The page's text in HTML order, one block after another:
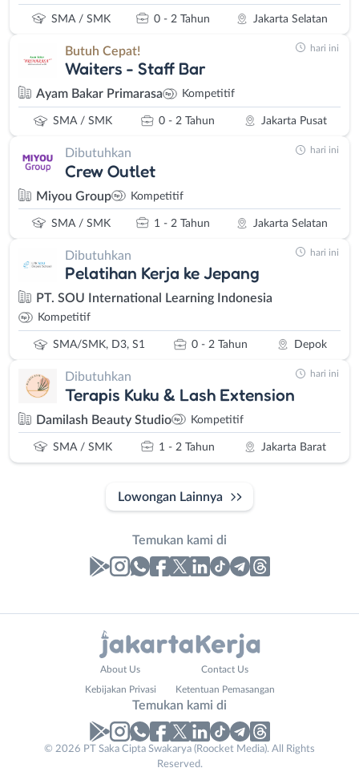
SMA / SMK 0 - 2 Tahun Jakarta Selatan
Butuh Cepat!
Waiters - Staff Bar
Ayam Bakar Primarasa Kompetitif
SMA / SMK 0 - 2 Tahun Jakarta Pusat
hari ini
Dibutuhkan
Crew Outlet
Miyou Group Kompetitif
SMA / SMK 1 - 2 Tahun Jakarta Selatan
hari ini
Dibutuhkan
Pelatihan Kerja ke Jepang
PT. SOU International Learning Indonesia
Kompetitif
SMA/SMK, D3, S1 0 - 2 Tahun Depok
hari ini
Dibutuhkan
Terapis Kuku & Lash Extension
Damilash Beauty Studio Kompetitif
SMA / SMK 1 - 2 Tahun Jakarta Barat
hari ini
Lowongan Lainnya
Temukan kami di
No. Telp /
About Us Contact Us
Kebijakan Privasi Ketentuan Pemasangan
Temukan kami di
© 2026 PT Saka Cipta Swakarya (Roocket Media). All Rights
Reserved.